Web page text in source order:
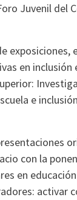
Juvenil del
exposiciones,
en inclusión
e
con la
en
activar